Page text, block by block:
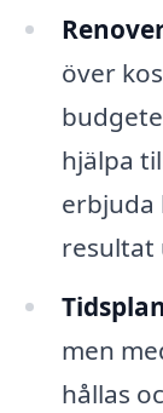
över
hjälpa
erbjuda
resultat
men
hållas